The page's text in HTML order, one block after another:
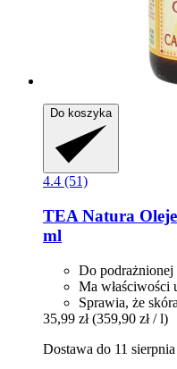
Do koszyka
4.4 (51)
TEA Natura
ml
Do
Ma właściwości
Sprawia, że
35,99 zł (359,90 zł / l)
Dostawa do 11 sierpnia